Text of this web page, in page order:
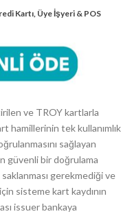
Kartı, Üye İşyeri & POS
ve TROY kartlarla
hamillerinin tek kullanımlık
sağlayan
güvenli bir doğrulama
gerekmediği ve
sisteme kart kaydının
issuer bankaya